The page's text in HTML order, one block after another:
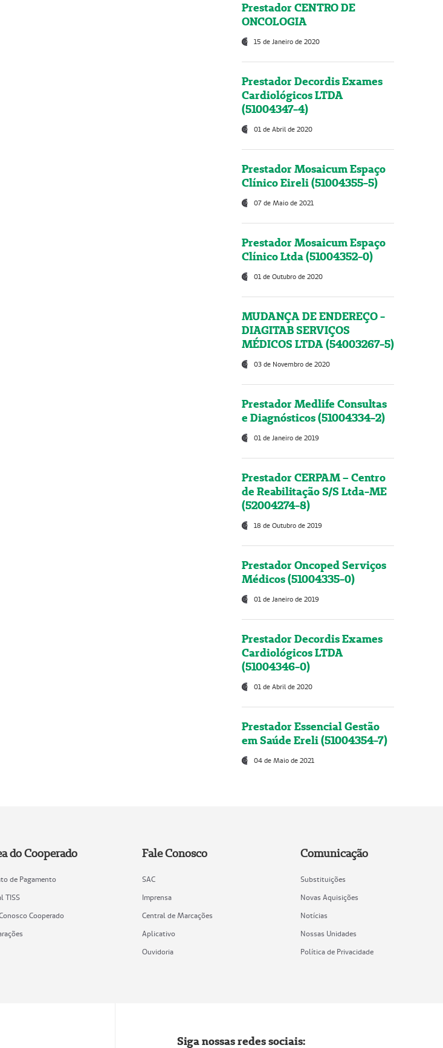
Prestador CENTRO DE
ONCOLOGIA
15 de Janeiro de 2020
Prestador Decordis Exames
Cardiológicos LTDA
(51004347-4)
01 de Abril de 2020
Prestador Mosaicum Espaço
Clínico Eireli (51004355-5)
07 de Maio de 2021
Prestador Mosaicum Espaço
Clínico Ltda (51004352-0)
01 de Outubro de 2020
MUDANÇA DE ENDEREÇO -
DIAGITAB SERVIÇOS
MÉDICOS LTDA (54003267-5)
03 de Novembro de 2020
Prestador Medlife Consultas
e Diagnósticos (51004334-2)
01 de Janeiro de 2019
Prestador CERPAM – Centro
de Reabilitação S/S Ltda-ME
(52004274-8)
18 de Outubro de 2019
Prestador Oncoped Serviços
Médicos (51004335-0)
01 de Janeiro de 2019
Prestador Decordis Exames
Cardiológicos LTDA
(51004346-0)
01 de Abril de 2020
Prestador Essencial Gestão
em Saúde Ereli (51004354-7)
04 de Maio de 2021
do Cooperado
de Pagamento
TISS
Cooperado
Fale Conosco
SAC
Imprensa
Central de Marcações
Aplicativo
Ouvidoria
Comunicação
Substituições
Novas Aquisições
Notícias
Nossas Unidades
Política de Privacidade
Siga nossas redes sociais: